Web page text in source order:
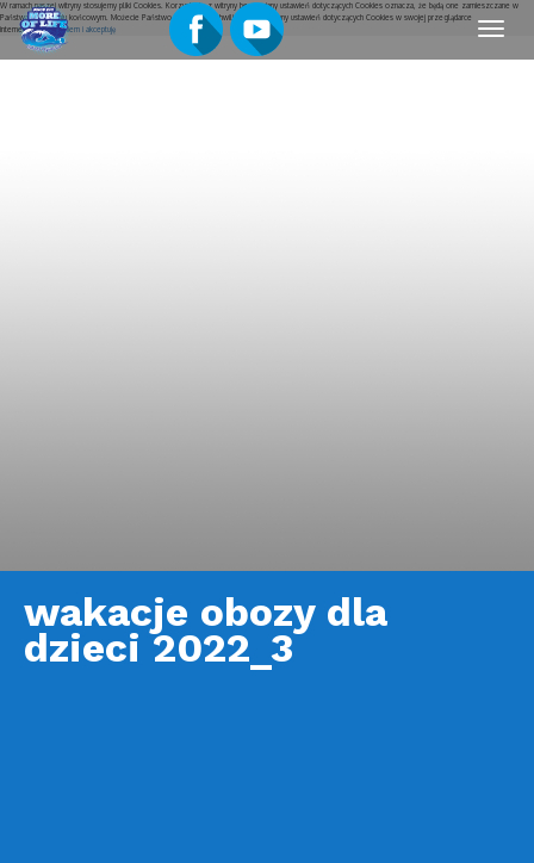
W ramach naszej witryny stosujemy pliki Cookies. Korzystanie z witryny bez zmiany ustawień dotyczących Cookies oznacza, że będą one zamieszczane w
Państwa urządzeniu końcowym. Możecie Państwo w dowolnej chwili dokonać zmiany ustawień dotyczących Cookies w swojej przeglądarce
internetowej.Rozumiem i akceptuję
Menu
wakacje obozy dla
dzieci 2022_3